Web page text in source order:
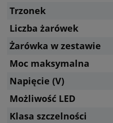
Trzonek
Liczba żarówek
Żarówka w zestawie
Moc maksymalna
Napięcie (V)
Możliwość LED
Klasa szczelności